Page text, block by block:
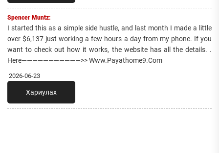
Spencer Muntz:
I started this as a simple side hustle, and last month I made a little
over $6,137 just working a few hours a day from my phone. If you
want to check out how it works, the website has all the details. .
Here———————————>> Www.Payathome9.Com
2026-06-23
Хариулах